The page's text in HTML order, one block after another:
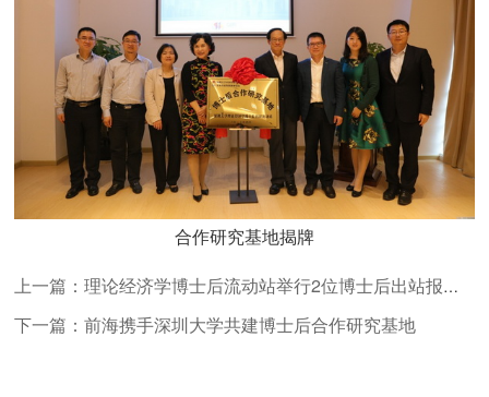
合作研究基地揭牌
上一篇：理论经济学博士后流动站举行2位博士后出站报告会
下一篇：前海携手深圳大学共建博士后合作研究基地